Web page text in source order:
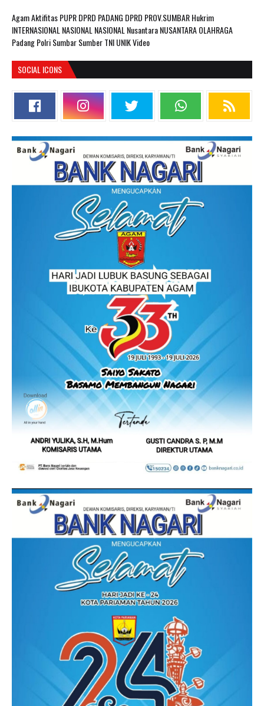
AgamAktifitas PUPRDPRD PADANG DPRD PROV.SUMBARHukrim
INTERNASIONAL NASIONAL NASIONAL NusantaraNUSANTARAOLAHRAGA
PadangPolriSumbarSumberTNIUNIKVideo
SOCIAL ICONS